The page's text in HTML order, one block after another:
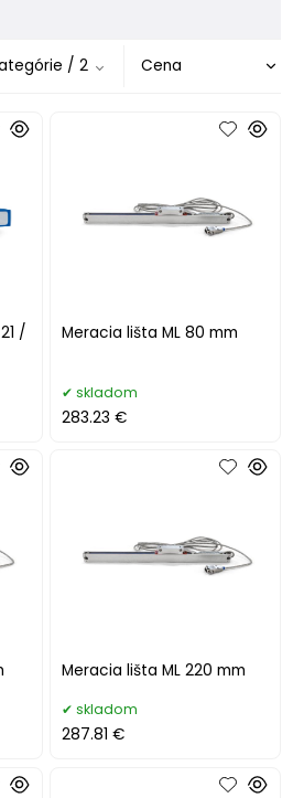
/ 2
/
Meracia lišta ML 80 mm
skladom
283.23 €
Meracia lišta ML 220 mm
skladom
287.81 €